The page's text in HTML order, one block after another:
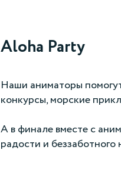
Aloha Party
Наши аниматоры
конкурсы, морские
А в финале вместе с
радости и беззаботного